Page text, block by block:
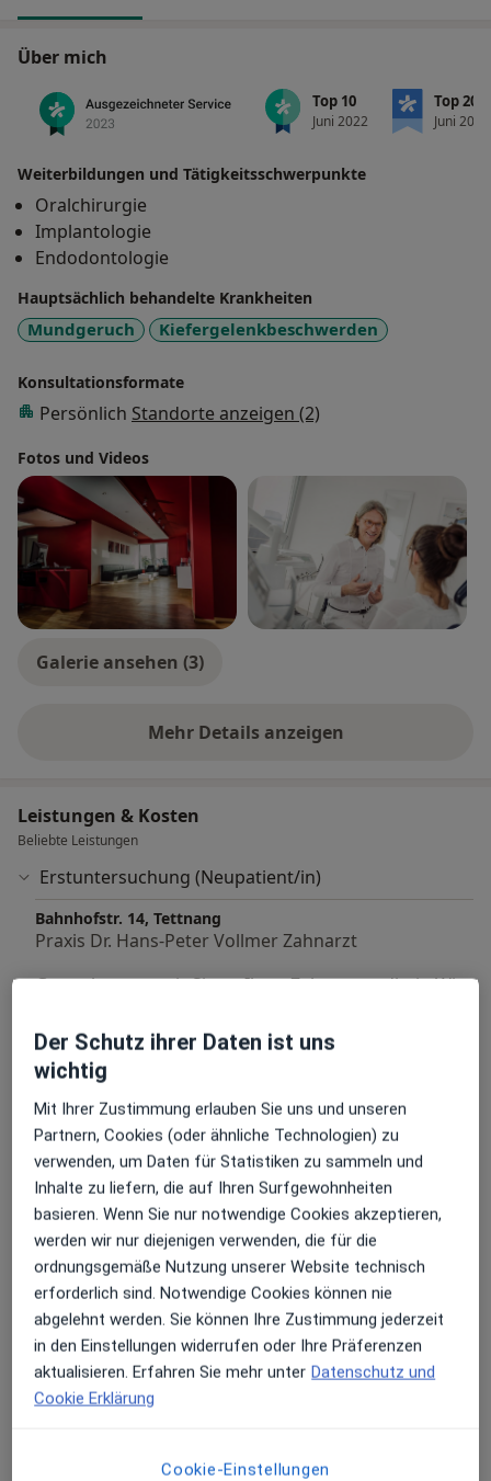
Über mich
Top 10
Juni 2022
Top 20
Juni 2022
Weiterbildungen und Tätigkeitsschwerpunkte
Oralchirurgie
Implantologie
Endodontologie
Hauptsächlich behandelte Krankheiten
Mundgeruch Kiefergelenkbeschwerden
Konsultationsformate
Persönlich Standorte anzeigen (2)
Fotos und Videos
Galerie ansehen (3)
Mehr Details anzeigen
über Erfahrungen
Leistungen & Kosten
Beliebte Leistungen
Erstuntersuchung (Neupatient/in)
Bahnhofstr. 14, Tettnang
Praxis Dr. Hans-Peter Vollmer Zahnarzt
Gerne beraten wir Sie zu Ihrer Zahngesundheit. Wir
Andere Leistungen
Angstpatient/Zahnarztangst
Behandlung von akuten Beschwerden/Schmerzen
Bleaching - Zahnaufhellung (Beratung)
Endodontologie
Implantologie
Kieferorthopädie (Beratung)
Kinderzahnmedizin
Kontrolluntersuchung
Der Schutz ihrer Daten ist uns
wichtig
Mit Ihrer Zustimmung erlauben Sie uns und unseren
Partnern, Cookies (oder ähnliche Technologien) zu
verwenden, um Daten für Statistiken zu sammeln und
Inhalte zu liefern, die auf Ihren Surfgewohnheiten
basieren. Wenn Sie nur notwendige Cookies akzeptieren,
werden wir nur diejenigen verwenden, die für die
ordnungsgemäße Nutzung unserer Website technisch
erforderlich sind. Notwendige Cookies können nie
abgelehnt werden. Sie können Ihre Zustimmung jederzeit
in den Einstellungen widerrufen oder Ihre Präferenzen
aktualisieren. Erfahren Sie mehr unter Datenschutz und
Cookie Erklärung
Cookie-Einstellungen